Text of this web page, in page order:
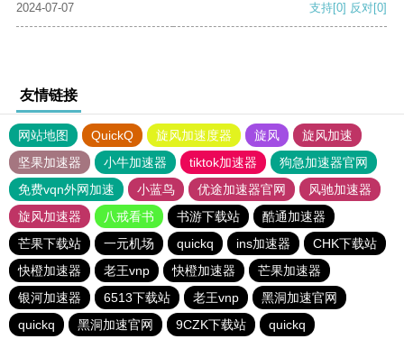
2024-07-07
支持[0] 反对[0]
友情链接
网站地图 QuickQ 旋风加速度器 旋风
旋风加速
坚果加速器
小牛加速器 tiktok加速器
狗急加速器官网
免费vqn外网加速
小蓝鸟 优途加速器官网
风驰加速器
旋风加速器
八戒看书 书游下载站
酷通加速器
芒果下载站
一元机场 quickq ins加速器
CHK下载站
快橙加速器
老王vnp 快橙加速器
芒果加速器
银河加速器
6513下载站 老王vnp
黑洞加速官网
quickq
黑洞加速官网 9CZK下载站 quickq